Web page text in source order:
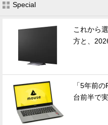
Special
これから
方と、
「5年前
台前半で